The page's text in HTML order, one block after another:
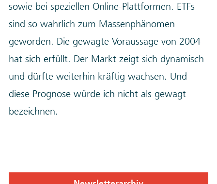
sowie bei speziellen Online-Plattformen. ETFs
sind so wahrlich zum Massenphänomen
geworden. Die gewagte Voraussage von 2004
hat sich erfüllt. Der Markt zeigt sich dynamisch
und dürfte weiterhin kräftig wachsen. Und
diese Prognose würde ich nicht als gewagt
bezeichnen.